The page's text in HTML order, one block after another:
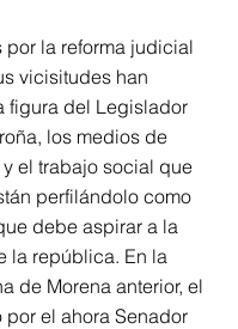
por la reforma judicial
vicisitudes han
figura del Legislador
los medios de
el trabajo social que
perfilándolo como
debe aspirar a la
la república. En la
de Morena anterior, el
el ahora Senador